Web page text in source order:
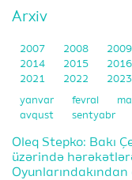
Arxiv
2007 2008 2009
2014
2015 2016
2021
2022 2023
yanvar fevral
avqust
sentyabr
Oleq Stepko: Bakı
üzərində